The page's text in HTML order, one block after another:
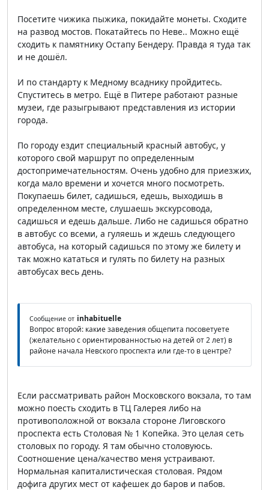
Посетите чижика пыжика, покидайте монеты. Сходите
на развод мостов. Покатайтесь по Неве.. Можно ещё
сходить к памятнику Остапу Бендеру. Правда я туда так
и не дошёл.
И по стандарту к Медному всаднику пройдитесь.
Спуститесь в метро. Ещё в Питере работают разные
музеи, где разыгрывают представления из истории
города.
По городу ездит специальный красный автобус, у
которого свой маршрут по определенным
достопримечательностям. Очень удобно для приезжих,
когда мало времени и хочется много посмотреть.
Покупаешь билет, садишься, едешь, выходишь в
определенном месте, слушаешь экскурсовода,
садишься и едешь дальше. Либо не садишься обратно
в автобус со всеми, а гуляешь и ждешь следующего
автобуса, на который садишься по этому же билету и
так можно кататься и гулять по билету на разных
автобусах весь день.
Сообщение от inhabituelle
Вопрос второй: какие заведения общепита посоветуете
(желательно с ориентированностью на детей от 2 лет) в
районе начала Невского проспекта или где-то в центре?
Если рассматривать район Московского вокзала, то там
можно поесть сходить в ТЦ Галерея либо на
противоположной от вокзала стороне Лиговского
проспекта есть Столовая № 1 Копейка. Это целая сеть
столовых по городу. Я там обычно столовуюсь.
Соотношение цена/качество меня устраивают.
Нормальная капиталистическая столовая. Рядом
дофига других мест от кафешек до баров и пабов.